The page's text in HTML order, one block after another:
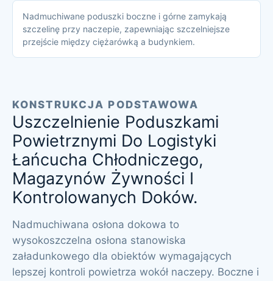
Nadmuchiwane poduszki boczne i górne zamykają
szczelinę przy naczepie, zapewniając szczelniejsze
przejście między ciężarówką a budynkiem.
KONSTRUKCJA PODSTAWOWA
Uszczelnienie Poduszkami
Powietrznymi Do Logistyki
Łańcucha Chłodniczego,
Magazynów Żywności I
Kontrolowanych Doków.
Nadmuchiwana osłona dokowa to
wysokoszczelna osłona stanowiska
załadunkowego dla obiektów wymagających
lepszej kontroli powietrza wokół naczepy. Boczne i